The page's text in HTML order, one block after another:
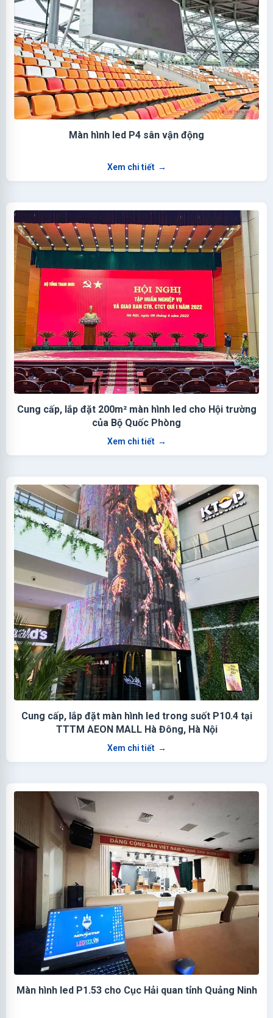
Màn hình led P4 sân vận động
Xem chi tiết →
Cung cấp, lắp đặt 200m² màn hình led cho Hội trường
của Bộ Quốc Phòng
Xem chi tiết →
Cung cấp, lắp đặt màn hình led trong suốt P10.4 tại
TTTM AEON MALL Hà Đông, Hà Nội
Xem chi tiết →
Màn hình led P1.53 cho Cục Hải quan tỉnh Quảng Ninh